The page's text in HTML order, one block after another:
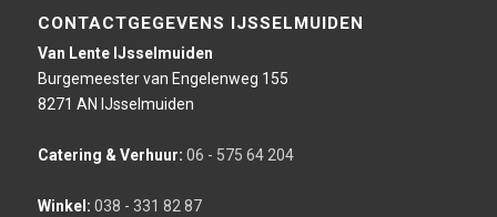
CONTACTGEGEVENS IJSSELMUIDEN
Van Lente IJsselmuiden
Burgemeester van Engelenweg 155
8271 AN IJsselmuiden
Catering & Verhuur: 06 - 575 64 204
Winkel: 038 - 331 82 87